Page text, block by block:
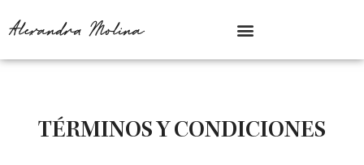
Alexandra Molina Menu
TÉRMINOS Y CONDICIONES